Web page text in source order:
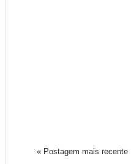
« Postagem mais recente